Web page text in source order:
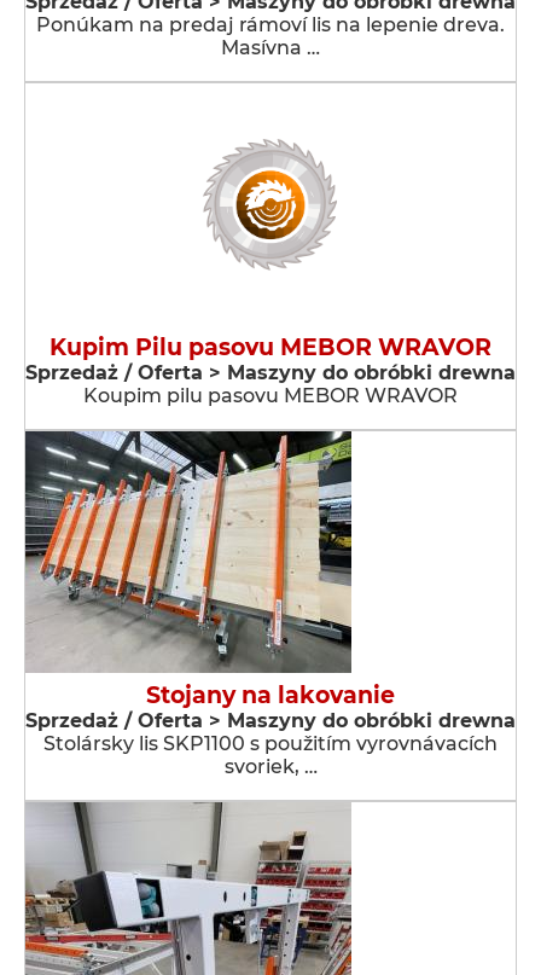
Ponúkam na predaj rámoví lis na lepenie dreva.
Masívna …
Kupim Pilu pasovu MEBOR WRAVOR
Sprzedaż / Oferta > Maszyny do obróbki drewna
Koupim pilu pasovu MEBOR WRAVOR
Stojany na lakovanie
Sprzedaż / Oferta > Maszyny do obróbki drewna
Stolársky lis SKP1100 s použitím vyrovnávacích
svoriek, …